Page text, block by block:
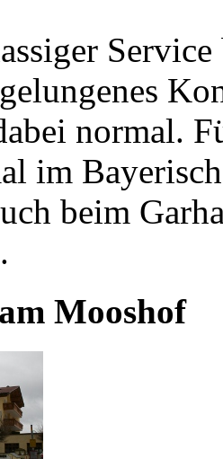
normal.
im
beim
Mooshof